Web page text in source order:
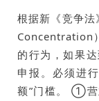
根据新《竞争
Concentration
的行为，如果
申报。必须进
额”门槛。 ①营